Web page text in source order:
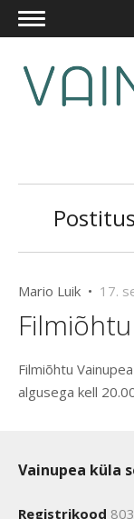
Mario Luik • 17.
Filmiõhtu
algusega kell
Vainupea küla
Registrikood